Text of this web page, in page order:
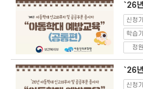
`26
신청
학습
정원
`26
신청